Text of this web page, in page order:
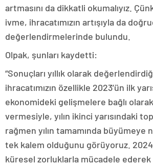
artmasını da dikkatli okumalıyız.
ivme, ihracatımızın artışıyla da
değerlendirmelerinde bulundu.
Olpak, şunları kaydetti:
“Sonuçları yıllık olarak
ihracatımızın özellikle 2023’ün ilk
ekonomideki gelişmelere bağlı
vermesiyle, yılın ikinci yarısındaki
rağmen yılın tamamında büyümeye
tek kalem olduğunu görüyoruz. 2024
küresel zorluklarla mücadele ederek